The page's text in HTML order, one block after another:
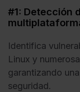
#1: Detección
Identifica
Linux y
garantizando
seguridad.